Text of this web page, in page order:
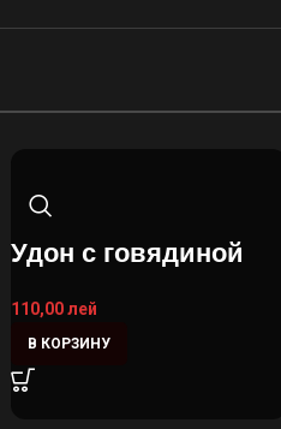
Удон с говядиной
110,00лей
В КОРЗИНУ